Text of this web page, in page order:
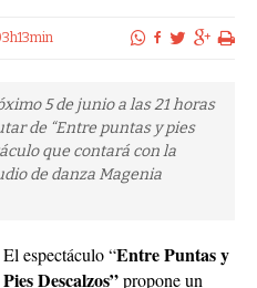
5 de junio a las 21 horas
de “Entre puntas y pies
que contará con la
de danza Magenia
El espectáculo “Entre Puntas y
Pies Descalzos”propone un